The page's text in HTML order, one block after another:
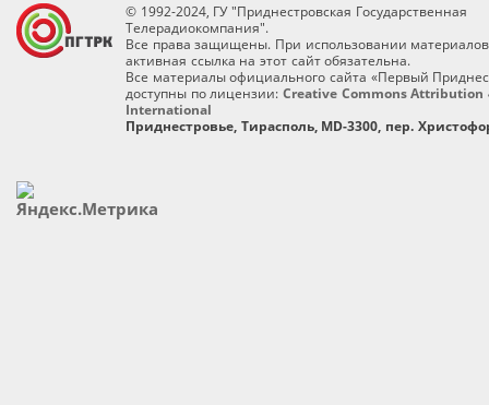
© 1992-2024, ГУ "Приднестровская Государственная
Телерадиокомпания".
Все права защищены. При использовании
активная ссылка на этот сайт обязательна.
Все материалы официального сайта «Первый
доступны по лицензии: Creative Commons Attribution
International
Приднестровье, Тирасполь, MD-3300, пер.